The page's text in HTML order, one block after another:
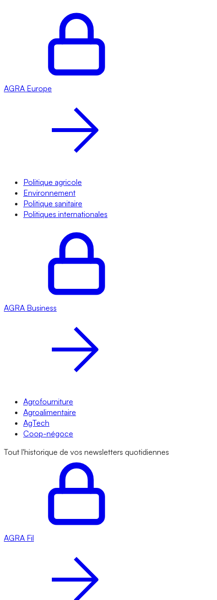
AGRA Europe
Politique agricole
Environnement
Politique sanitaire
Politiques internationales
AGRA Business
Agrofourniture
Agroalimentaire
AgTech
Coop-négoce
Tout l'historique de vos newsletters quotidiennes
AGRA Fil